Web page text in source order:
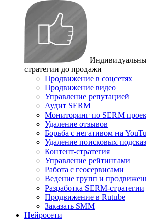
стратегии до продажи
Продвижение в соцсетях
Продвижение видео
Управление репутацией
Аудит SERM
Мониторинг по SERM
Удаление отзывов
Борьба с негативом на
Удаление поисковых
Контент-стратегия
Управление рейтингами
Работа с геосервисами
Ведение групп и
Разработка SERM-стратегии
Продвижение в Rutube
Заказать SMM
Нейросети